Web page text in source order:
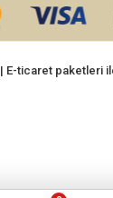
| E-ticaret paketleri